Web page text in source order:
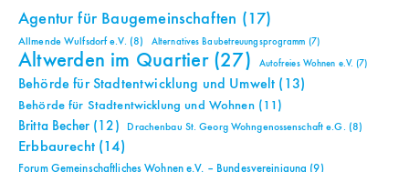
Agentur für Baugemeinschaften (17)
Allmende Wulfsdorf e.V. (8) Alternatives Baubetreuungsprogramm (7)
Altwerden im Quartier(27) Autofreies Wohnen e.V. (7)
Behörde für Stadtentwicklung und Umwelt (13)
Behörde für Stadtentwicklung und Wohnen(11)
Britta Becher(12) Drachenbau St. Georg Wohngenossenschaft e.G. (8)
Erbbaurecht(14)
Forum Gemeinschaftliches Wohnen e.V. – Bundesvereinigung (9)